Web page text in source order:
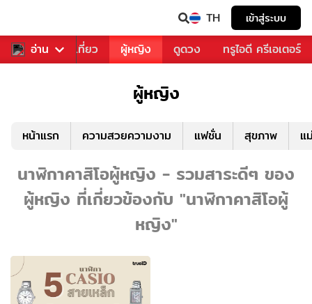
TH เข้าสู่ระบบ
อ่าน
อาหาร ท่องเที่ยว ผู้หญิง ดูดวง ทรูไอดี ครีเอเตอร์
ผู้หญิง
หน้าแรก ความสวยความงาม แฟชั่น สุขภาพ แ
นาฬิกาคาสิโอผู้หญิง - รวมสาระดีๆ ของ
ผู้หญิง ที่เกี่ยวข้องกับ "นาฬิกาคาสิโอผู้
หญิง"